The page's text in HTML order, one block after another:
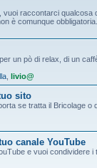
vuoi raccontarci qualcosa
è comunque obbligatoria.
un pò di relax, di un
livio@
sito
se tratta il Bricolage
canale YouTube
e vuoi condividere